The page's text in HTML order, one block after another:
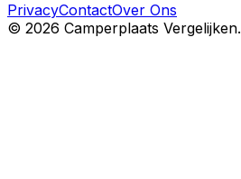
PrivacyContactOver Ons
© 2026 Camperplaats Vergelijken.